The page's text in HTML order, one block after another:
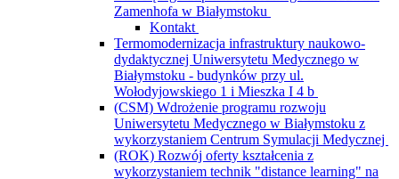
Zamenhofa w Białymstoku
Kontakt
Termomodernizacja infrastruktury naukowo-
dydaktycznej Uniwersytetu Medycznego w
Białymstoku - budynków przy ul.
Wołodyjowskiego 1 i Mieszka I 4 b
(CSM) Wdrożenie programu rozwoju
Uniwersytetu Medycznego w Białymstoku z
wykorzystaniem Centrum Symulacji Medycznej
(ROK) Rozwój oferty kształcenia z
wykorzystaniem technik "distance learning" na